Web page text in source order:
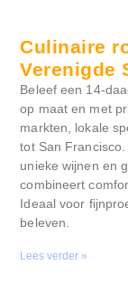
Culinaire
Verenigde
Beleef een 14-
op maat en met
markten, lokale
tot San
unieke wijnen en
combineert
Ideaal voor
beleven.
Lees verder »